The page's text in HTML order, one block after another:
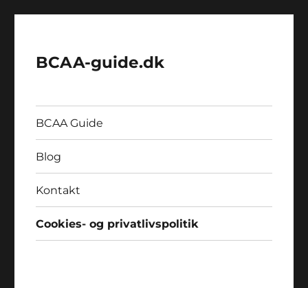
BCAA-guide.dk
BCAA Guide
Blog
Kontakt
Cookies- og privatlivspolitik